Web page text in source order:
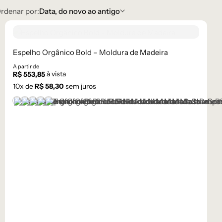
por:Data, do novo ao antigo
Espelho Orgânico Bold – Moldura de Madeira
A partir de
R$553,85à vista
10x deR$58,30 sem juros
Castanho
Champanhe
Dourado
Grafite
Preto